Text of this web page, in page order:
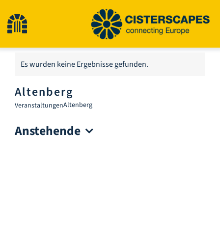
Inhalt
springen
Navigation
umschalten
Start
Kulturerbestätten
Wandern
Hinweis
Es wurden keine Ergebnisse gefunden.
Altenberg
VeranstaltungenAltenberg
Anstehende